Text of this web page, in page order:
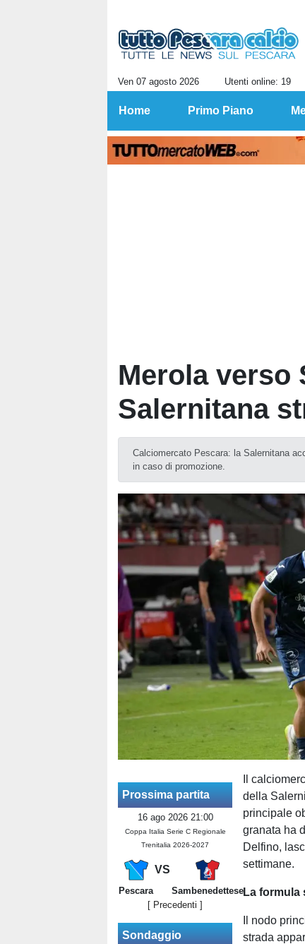
Ven 07 agosto 2026 Utenti online: 19
Home Primo Piano
Merola verso
Salernitana
Calciomercato Pescara: la Salernitana
in caso di promozione.
Prossima partita
16 ago 2026 21:00
Coppa Italia Serie C Regionale
Trenitalia 2026-2027
VS
Pescara
Sambenedettese
[ Precedenti ]
Sondaggio
Il
della
principale
granata ha
Delfino,
settimane.
La formula
Il nodo
strada